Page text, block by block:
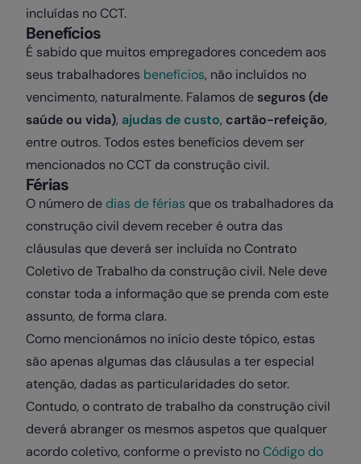
incluídas no CCT.
Benefícios
É sabido que muitos empregadores concedem aos
seus trabalhadores benefícios, não incluídos no
vencimento, naturalmente. Falamos de seguros (de
saúde ou vida), ajudas de custo, cartão-refeição,
entre outros. Todos estes benefícios devem ser
mencionados no CCT da construção civil.
Férias
O número de dias de férias que os trabalhadores da
construção civil devem receber é outra das
cláusulas que deverá ser incluída no Contrato
Coletivo de Trabalho da construção civil. Nele deve
constar toda a informação que se prenda com este
assunto, de forma clara.
Como mencionámos no início deste tópico, estas
são apenas algumas das cláusulas a ter especial
atenção, dadas as particularidades do setor.
Contudo, o contrato de trabalho da construção civil
deverá abranger os mesmos aspetos que qualquer
acordo coletivo, conforme o previsto noCódigo do